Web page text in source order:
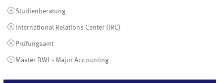
Studienberatung
International Relations Center (IRC)
Prüfungsamt
Master BWL - Major Accounting